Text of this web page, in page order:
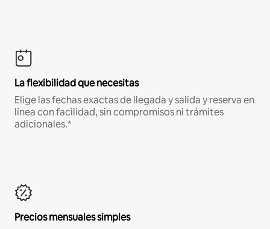
La flexibilidad que necesitas
Elige las fechas exactas de llegada y salida y reserva en
línea con facilidad, sin compromisos ni trámites
adicionales.*
Precios mensuales simples